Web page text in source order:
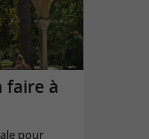
faire à
pour